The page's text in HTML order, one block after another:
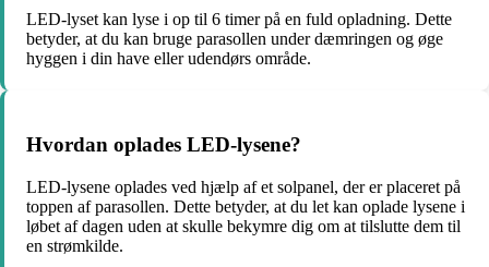
LED-lyset kan lyse i op til 6 timer på en fuld opladning. Dette
betyder, at du kan bruge parasollen under dæmringen og øge
hyggen i din have eller udendørs område.
Hvordan oplades LED-lysene?
LED-lysene oplades ved hjælp af et solpanel, der er placeret på
toppen af parasollen. Dette betyder, at du let kan oplade lysene i
løbet af dagen uden at skulle bekymre dig om at tilslutte dem til
en strømkilde.